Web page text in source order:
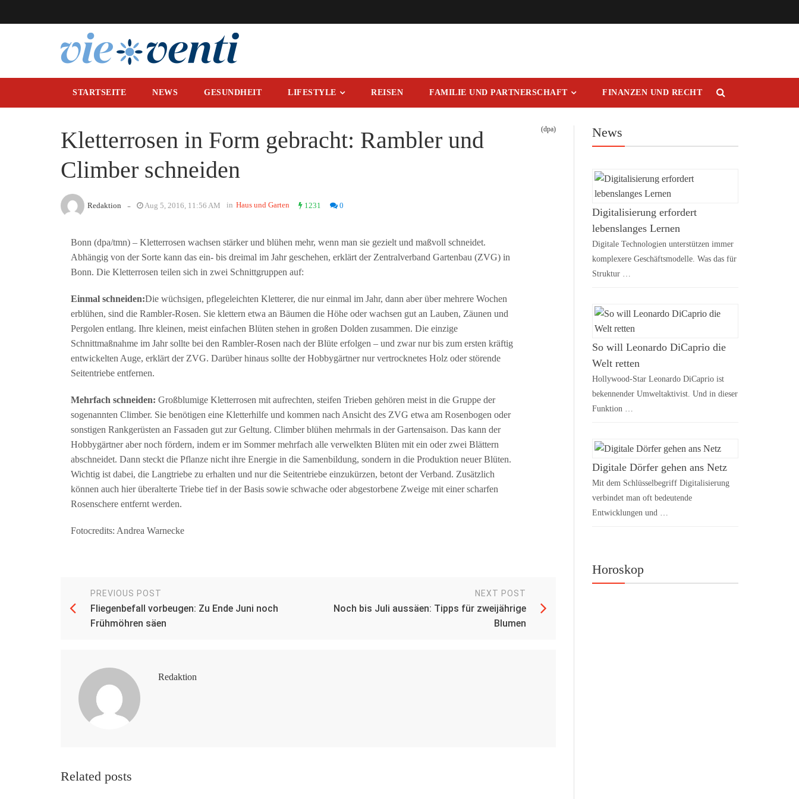
STARTSEITE NEWS GESUNDHEIT LIFESTYLE REISEN FAMILIE UND PARTNERSCHAFT FINANZEN UND RECHT
Kletterrosen in Form gebracht: Rambler und
Climber schneiden
(dpa)
Redaktion - Aug 5, 2016, 11:56 AM in Haus und Garten 1231 0
Bonn (dpa/tmn) – Kletterrosen wachsen stärker und blühen mehr, wenn man sie gezielt und maßvoll schneidet.
Abhängig von der Sorte kann das ein- bis dreimal im Jahr geschehen, erklärt der Zentralverband Gartenbau (ZVG) in
Bonn. Die Kletterrosen teilen sich in zwei Schnittgruppen auf:
Einmal schneiden:Die wüchsigen, pflegeleichten Kletterer, die nur einmal im Jahr, dann aber über mehrere Wochen
erblühen, sind die Rambler-Rosen. Sie klettern etwa an Bäumen die Höhe oder wachsen gut an Lauben, Zäunen und
Pergolen entlang. Ihre kleinen, meist einfachen Blüten stehen in großen Dolden zusammen. Die einzige
Schnittmaßnahme im Jahr sollte bei den Rambler-Rosen nach der Blüte erfolgen – und zwar nur bis zum ersten kräftig
entwickelten Auge, erklärt der ZVG. Darüber hinaus sollte der Hobbygärtner nur vertrocknetes Holz oder störende
Seitentriebe entfernen.
Mehrfach schneiden: Großblumige Kletterrosen mit aufrechten, steifen Trieben gehören meist in die Gruppe der
sogenannten Climber. Sie benötigen eine Kletterhilfe und kommen nach Ansicht des ZVG etwa am Rosenbogen oder
sonstigen Rankgerüsten an Fassaden gut zur Geltung. Climber blühen mehrmals in der Gartensaison. Das kann der
Hobbygärtner aber noch fördern, indem er im Sommer mehrfach alle verwelkten Blüten mit ein oder zwei Blättern
abschneidet. Dann steckt die Pflanze nicht ihre Energie in die Samenbildung, sondern in die Produktion neuer Blüten.
Wichtig ist dabei, die Langtriebe zu erhalten und nur die Seitentriebe einzukürzen, betont der Verband. Zusätzlich
können auch hier überalterte Triebe tief in der Basis sowie schwache oder abgestorbene Zweige mit einer scharfen
Rosenschere entfernt werden.
Fotocredits: Andrea Warnecke
PREVIOUS POST
Fliegenbefall vorbeugen: Zu Ende Juni noch
Frühmöhren säen
NEXT POST
Noch bis Juli aussäen: Tipps für zweijährige
Blumen
Redaktion
Related posts
News
Digitalisierung erfordert
lebenslanges Lernen
Digitale Technologien unterstützen immer
komplexere Geschäftsmodelle. Was das für
Struktur …
So will Leonardo DiCaprio die
Welt retten
Hollywood-Star Leonardo DiCaprio ist
bekennender Umweltaktivist. Und in dieser
Funktion …
Digitale Dörfer gehen ans Netz
Mit dem Schlüsselbegriff Digitalisierung
verbindet man oft bedeutende
Entwicklungen und …
Horoskop